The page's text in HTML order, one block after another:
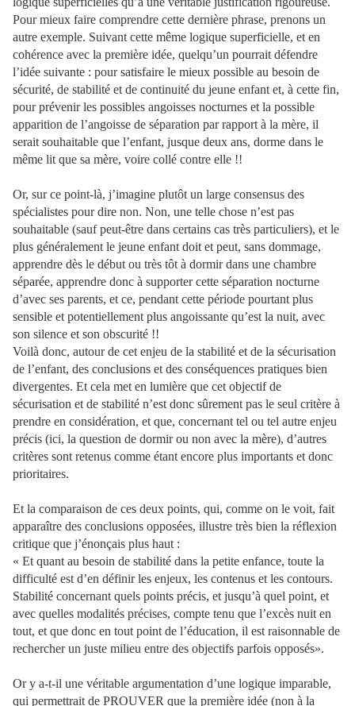
Pour mieux faire comprendre cette dernière phrase, prenons un
autre exemple. Suivant cette même logique superficielle, et en
cohérence avec la première idée, quelqu’un pourrait défendre
l’idée suivante : pour satisfaire le mieux possible au besoin de
sécurité, de stabilité et de continuité du jeune enfant et, à cette fin,
pour prévenir les possibles angoisses nocturnes et la possible
apparition de l’angoisse de séparation par rapport à la mère, il
serait souhaitable que l’enfant, jusque deux ans, dorme dans le
même lit que sa mère, voire collé contre elle !!
Or, sur ce point-là, j’imagine plutôt un large consensus des
spécialistes pour dire non. Non, une telle chose n’est pas
souhaitable (sauf peut-être dans certains cas très particuliers), et le
plus généralement le jeune enfant doit et peut, sans dommage,
apprendre dès le début ou très tôt à dormir dans une chambre
séparée, apprendre donc à supporter cette séparation nocturne
d’avec ses parents, et ce, pendant cette période pourtant plus
sensible et potentiellement plus angoissante qu’est la nuit, avec
son silence et son obscurité !!
Voilà donc, autour de cet enjeu de la stabilité et de la sécurisation
de l’enfant, des conclusions et des conséquences pratiques bien
divergentes. Et cela met en lumière que cet objectif de
sécurisation et de stabilité n’est donc sûrement pas le seul critère à
prendre en considération, et que, concernant tel ou tel autre enjeu
précis (ici, la question de dormir ou non avec la mère), d’autres
critères sont retenus comme étant encore plus importants et donc
prioritaires.
Et la comparaison de ces deux points, qui, comme on le voit, fait
apparaître des conclusions opposées, illustre très bien la réflexion
critique que j’énonçais plus haut :
« Et quant au besoin de stabilité dans la petite enfance, toute la
difficulté est d’en définir les enjeux, les contenus et les contours.
Stabilité concernant quels points précis, et jusqu’à quel point, et
avec quelles modalités précises, compte tenu que l’excès nuit en
tout, et que donc en tout point de l’éducation, il est raisonnable de
rechercher un juste milieu entre des objectifs parfois opposés».
Or y a-t-il une véritable argumentation d’une logique imparable,
qui permettrait de PROUVER que la première idée (non à la